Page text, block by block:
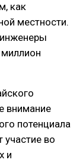
как
местности.
внимание
потенциала
во
и